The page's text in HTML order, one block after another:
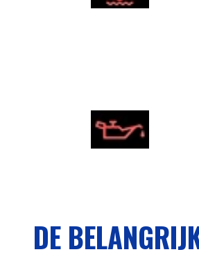
DE